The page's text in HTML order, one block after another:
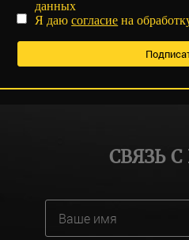
данных
Я даюсогласие на
СВЯЗЬ